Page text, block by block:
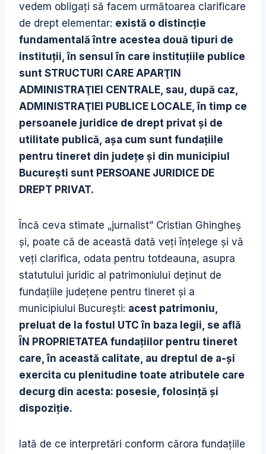
vedem obligaţi să facem următoarea clarificare
de drept elementar: există o distincţie
fundamentală între acestea două tipuri de
instituţii, în sensul în care instituţiile publice
sunt STRUCTURI CARE APARŢIN
ADMINISTRAŢIEI CENTRALE, sau, după caz,
ADMINISTRAŢIEI PUBLICE LOCALE, în timp ce
persoanele juridice de drept privat şi de
utilitate publică, aşa cum sunt fundaţiile
pentru tineret din judeţe şi din municipiul
Bucureşti sunt PERSOANE JURIDICE DE
DREPT PRIVAT.
Încă ceva stimate „jurnalist” Cristian Ghingheş
şi, poate că de această dată veţi înţelege şi vă
veţi clarifica, odata pentru totdeauna, asupra
statutului juridic al patrimoniului deţinut de
fundaţiile judeţene pentru tineret şi a
municipiului Bucureşti: acest patrimoniu,
preluat de la fostul UTC în baza legii, se află
ÎN PROPRIETATEA fundaţiilor pentru tineret
care, în această calitate, au dreptul de a-şi
exercita cu plenitudine toate atributele care
decurg din acesta: posesie, folosinţă şi
dispoziţie.
Iată de ce interpretări conform cărora fundaţiile